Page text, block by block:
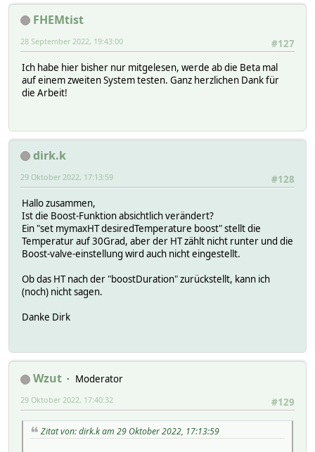
FHEMtist
#127
28 September 2022, 19:43:00
Ich habe hier bisher nur mitgelesen, werde ab die Beta mal
auf einem zweiten System testen. Ganz herzlichen Dank für
die Arbeit!
dirk.k
#128
29 Oktober 2022, 17:13:59
Hallo zusammen,
Ist die Boost-Funktion absichtlich verändert?
Ein "set mymaxHT desiredTemperature boost" stellt die
Temperatur auf 30Grad, aber der HT zählt nicht runter und die
Boost-valve-einstellung wird auch nicht eingestellt.
Ob das HT nach der "boostDuration" zurückstellt, kann ich
(noch) nicht sagen.
Danke Dirk
Wzut
Moderator
#129
29 Oktober 2022, 17:40:32
Zitat von: dirk.k am 29 Oktober 2022, 17:13:59